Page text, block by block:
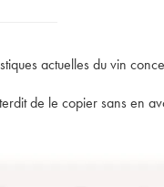
actuelles du vin
de le copier sans en